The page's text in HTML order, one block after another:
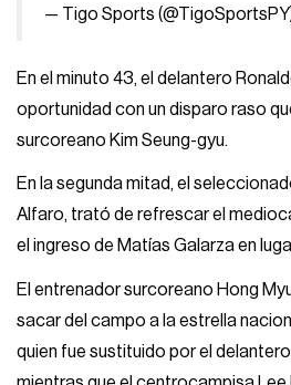
— Tigo Sports
En el minuto 43, el delantero
oportunidad con un disparo raso
surcoreano Kim Seung-gyu.
En la segunda mitad, el
Alfaro, trató de refrescar el
el ingreso de Matías Galarza en
El entrenador surcoreano Hong
sacar del campo a la estrella
quien fue sustituido por el